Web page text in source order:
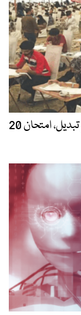
میڈیکل و ڈینٹل کالج داخلہ ٹیسٹ کی تاریخ تبدیل، امتحان 20